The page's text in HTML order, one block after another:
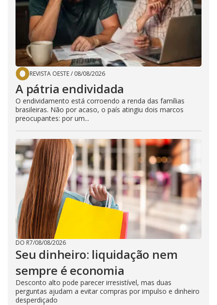
REVISTA OESTE/ 08/08/2026
A pátria endividada
O endividamento está corroendo a renda das famílias
brasileiras. Não por acaso, o país atingiu dois marcos
preocupantes: por um...
DO R7/08/08/2026
Seu dinheiro: liquidação nem
sempre é economia
Desconto alto pode parecer irresistível, mas duas
perguntas ajudam a evitar compras por impulso e dinheiro
desperdiçado